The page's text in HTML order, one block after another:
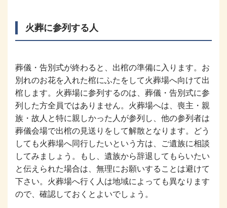
火葬に参列する人
葬儀・告別式が終わると、出棺の準備に入ります。お
別れのお花を入れた棺にふたをして火葬場へ向けて出
棺します。火葬場に参列するのは、葬儀・告別式に参
列した方全員ではありません。火葬場へは、喪主・親
族・故人と特に親しかった人が参列し、他の参列者は
葬儀会場で出棺の見送りをして解散となります。どう
しても火葬場へ同行したいという方は、ご遺族に相談
してみましょう。もし、遺族から辞退してもらいたい
と伝えられた場合は、無理にお願いすることは避けて
下さい。火葬場へ行く人は地域によっても異なります
ので、確認しておくとよいでしょう。